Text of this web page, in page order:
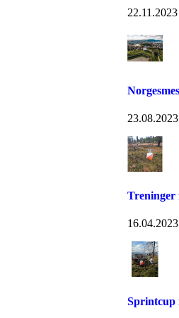
22.11.2023
23.08.2023
Treninger
16.04.2023
Sprintcup